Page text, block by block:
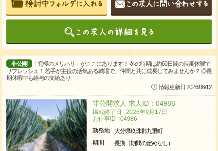
非公開
「究極のメリハリ」がここにあります！ 冬の時期は約60日間の長期休暇で
リフレッシュ！ 若手が主役の活気ある職場で、仲間と共に成長してみませんか？ ◎長
期休暇中も給与の支給あり
情報更新日 2026/06/12
非公開求人 求人ID：04986
掲載終了日 : 2026年9月17日
お仕事ID : 04986
勤務地
大分県玖珠郡九重町
期間
長期（期間の定めなし）